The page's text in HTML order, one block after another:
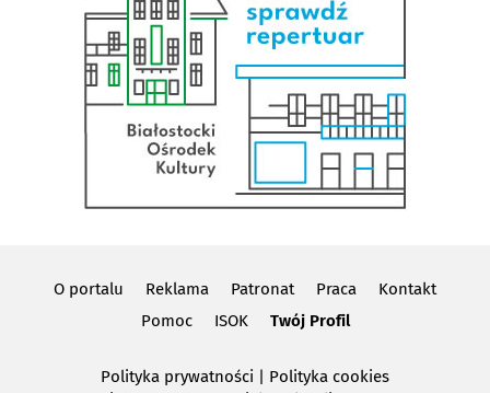
O portalu Reklama Patronat Praca
Kontakt
Pomoc
ISOK Twój Profil
Polityka prywatności
Polityka cookies